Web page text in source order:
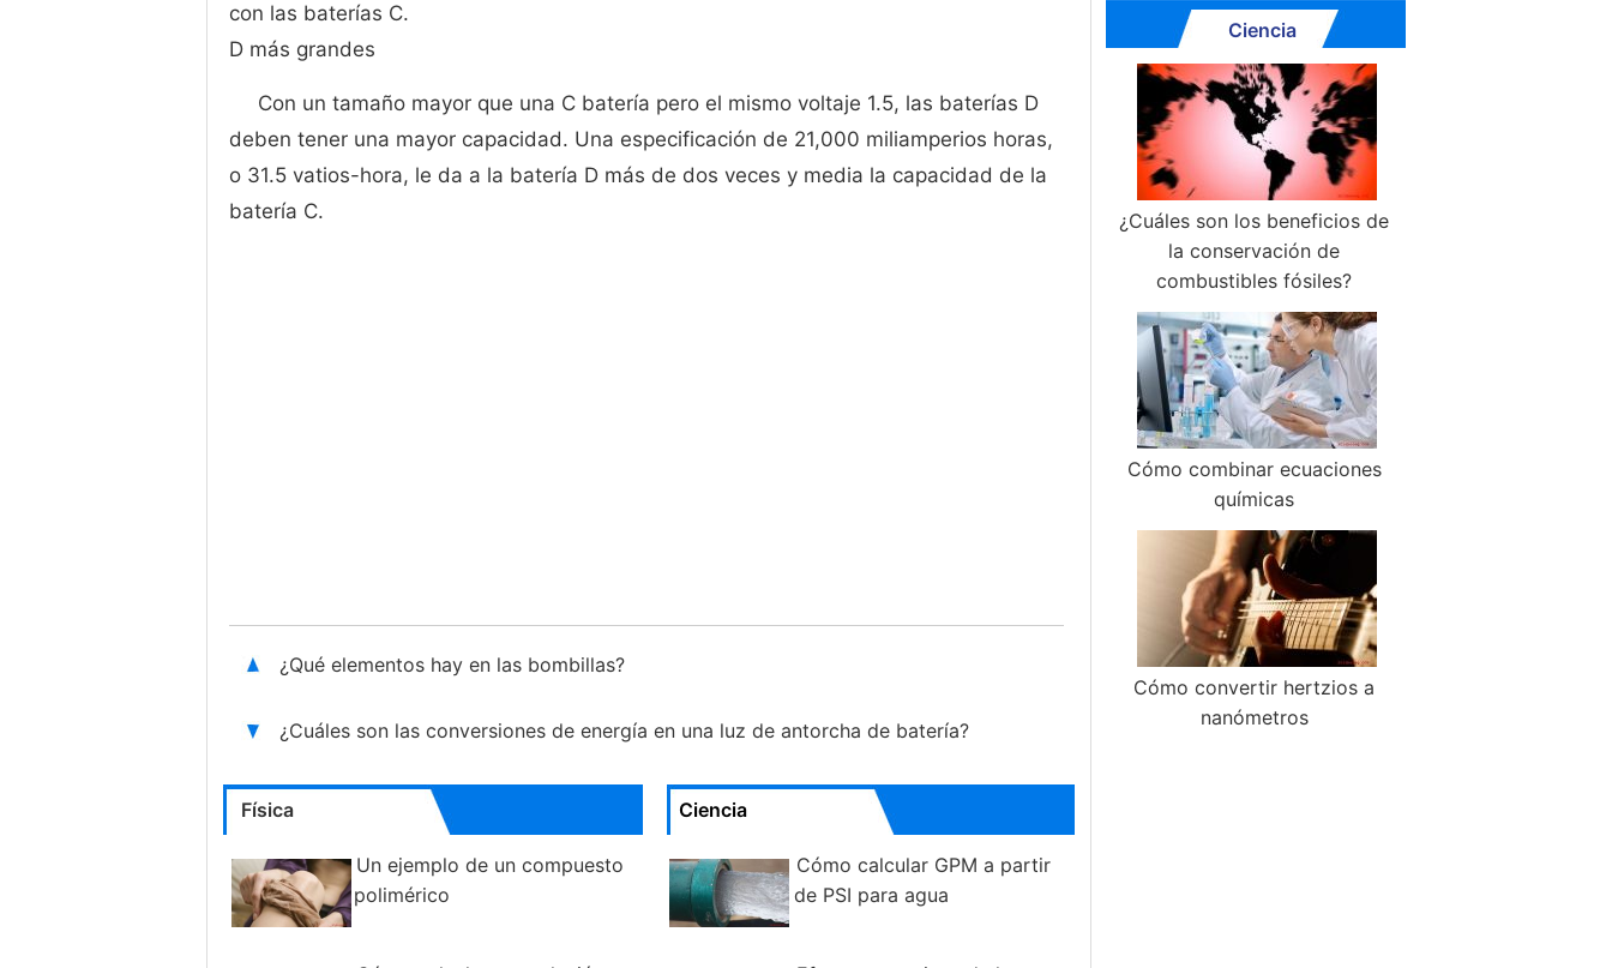
con las baterías C.
D más grandes
Con un tamaño mayor que una C batería pero el mismo voltaje 1.5, las baterías D
deben tener una mayor capacidad. Una especificación de 21,000 miliamperios horas,
o 31.5 vatios-hora, le da a la batería D más de dos veces y media la capacidad de la
batería C.
¿Qué elementos hay en las bombillas?
¿Cuáles son las conversiones de energía en una luz de antorcha de batería?
Física
Un ejemplo de un compuesto
polimérico
Ciencia
Cómo calcular GPM a partir
de PSI para agua
Ciencia
¿Cuáles son los beneficios de
la conservación de
combustibles fósiles?
Cómo combinar ecuaciones
químicas
Cómo convertir hertzios a
nanómetros